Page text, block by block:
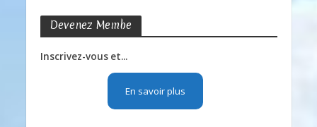
Devenez Membe
Inscrivez-vous et...
En savoir plus